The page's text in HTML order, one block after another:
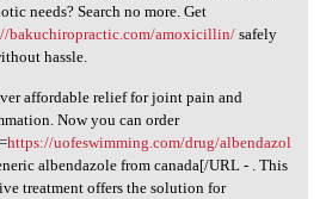
needs? Search no more. Get
bakuchiropractic.com/amoxicillin/safely
hassle.
affordable relief for joint pain and
Now you can order
https://uofeswimming.com/drug/albendazol
albendazole from canada[/URL - . This
treatment offers the solution for